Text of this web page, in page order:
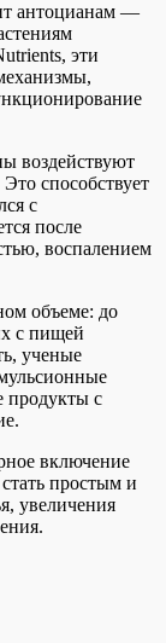
антоцианам —
эти
воздействуют
способствует
с
после
воспалением
объеме: до
с пищей
ученые
продукты с
включение
простым и
увеличения